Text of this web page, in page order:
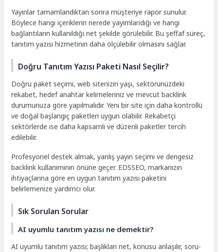
Yayınlar tamamlandıktan sonra müşteriye rapor sunulur.
Böylece hangi içeriklerin nerede yayımlandığı ve hangi
bağlantıların kullanıldığı net şekilde görülebilir. Bu şeffaf süreç,
tanıtım yazısı hizmetinin daha ölçülebilir olmasını sağlar.
Doğru Tanıtım Yazısı Paketi Nasıl Seçilir?
Doğru paket seçimi, web sitenizin yaşı, sektörünüzdeki
rekabet, hedef anahtar kelimeleriniz ve mevcut backlink
durumunuza göre yapılmalıdır. Yeni bir site için daha kontrollü
ve doğal başlangıç paketleri uygun olabilir. Rekabetçi
sektörlerde ise daha kapsamlı ve düzenli paketler tercih
edilebilir.
Profesyonel destek almak, yanlış yayın seçimi ve dengesiz
backlink kullanımının önüne geçer. EDSSEO, markanızın
ihtiyaçlarına göre en uygun tanıtım yazısı paketini
belirlemenize yardımcı olur.
Sık Sorulan Sorular
AI uyumlu tanıtım yazısı ne demektir?
AI uyumlu tanıtım yazısı; başlıkları net, konusu anlaşılır, soru-